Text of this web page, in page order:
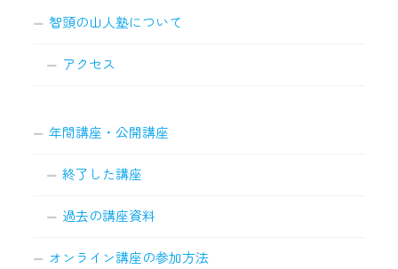
智頭の山人塾について
アクセス
年間講座・公開講座
終了した講座
過去の講座資料
オンライン講座の参加方法